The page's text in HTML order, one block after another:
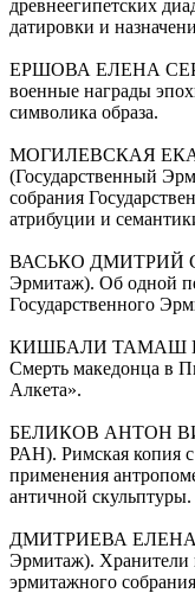
древнеегипетских
датировки и
ЕРШОВА ЕЛЕНА
военные награды
символика образа.
МОГИЛЕВСКАЯ
(Государственный
собрания
атрибуции и
ВАСЬКО ДМИТРИЙ
Эрмитаж). Об одной
Государственного
КИШБАЛИ ТАМАШ
Смерть македонца в
Алкета».
БЕЛИКОВ АНТОН
РАН). Римская копия с
применения
античной скульптуры.
ДМИТРИЕВА ЕЛЕНА
Эрмитаж). Хранители
эрмитажного